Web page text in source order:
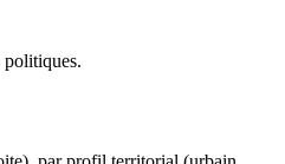
politiques.